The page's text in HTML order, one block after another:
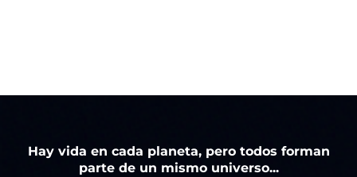
Hay vida en cada planeta, pero todos forman
parte de un mismo universo...